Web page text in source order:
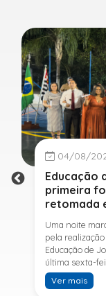
04/08/
Educação
primeira
retomada
Uma noite
pela
Educação de
última sexta-
cerimônia
alunos e
Ver mais